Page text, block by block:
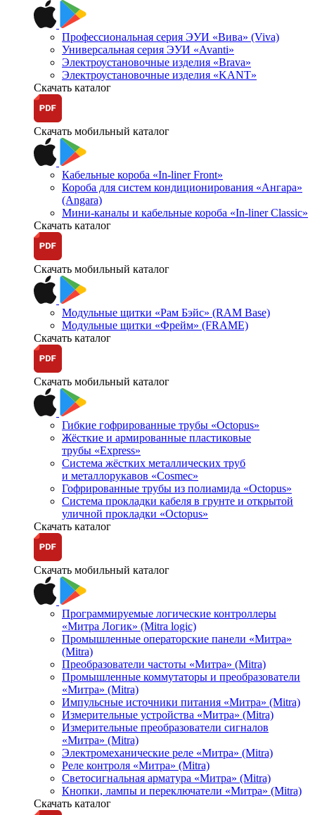
Профессиональная серия ЭУИ «Вива» (Viva)
Универсальная серия ЭУИ «Avanti»
Электроустановочные изделия «Brava»
Электроустановочные изделия «KANT»
Скачать каталог
Скачать мобильный каталог
Кабельные короба «In-liner Front»
Короба для систем кондиционирования «Ангара»
(Angara)
Мини-каналы и кабельные короба «In-liner Classic»
Скачать каталог
Скачать мобильный каталог
Модульные щитки «Рам Бэйс» (RAM Base)
Модульные щитки «Фрейм» (FRAME)
Скачать каталог
Скачать мобильный каталог
Гибкие гофрированные трубы «Octopus»
Жёсткие и армированные пластиковые
трубы «Express»
Система жёстких металлических труб
и металлорукавов «Cosmec»
Гофрированные трубы из полиамида «Octopus»
Система прокладки кабеля в грунте и открытой
уличной прокладки «Octopus»
Скачать каталог
Скачать мобильный каталог
Программируемые логические контроллеры
«Митра Логик» (Mitra logic)
Промышленные операторские панели «Митра»
(Mitra)
Преобразователи частоты «Митра» (Mitra)
Промышленные коммутаторы и преобразователи
«Митра» (Mitra)
Импульсные источники питания «Митра» (Mitra)
Измерительные устройства «Митра» (Mitra)
Измерительные преобразователи сигналов
«Митра» (Mitra)
Электромеханические реле «Митра» (Mitra)
Реле контроля «Митра» (Mitra)
Светосигнальная арматура «Митра» (Mitra)
Кнопки, лампы и переключатели «Митра» (Mitra)
Скачать каталог